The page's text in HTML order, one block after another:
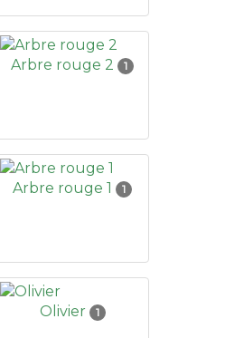
Arbre rouge 2 1
Arbre rouge 1 1
Olivier 1